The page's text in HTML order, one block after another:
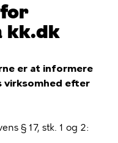
kk.dk
er at informere
virksomhed efter
§ 17, stk. 1 og 2: